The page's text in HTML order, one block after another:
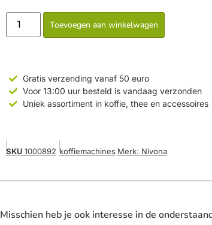
Toevoegen aan winkelwagen
Gratis verzending vanaf 50 euro
Voor 13:00 uur besteld is vandaag verzonden
Uniek assortiment in koffie, thee en accessoires
SKU 1000892 koffiemachines Merk: Nivona
Misschien heb je ook interesse in de